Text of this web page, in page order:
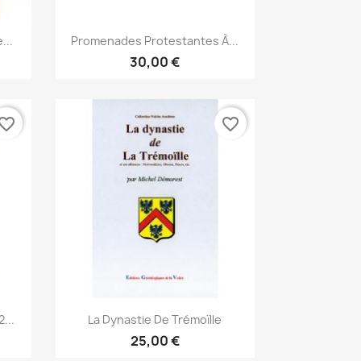
Snabbvy
Promenades Protestantes À...
30,00 €
Snabbvy
La Dynastie De Trémoïlle
25,00 €
favorite_border